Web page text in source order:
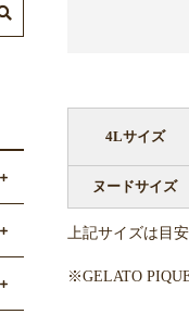
4Lサイズ
ヌードサイズ
上記サイズは目
※GELATO